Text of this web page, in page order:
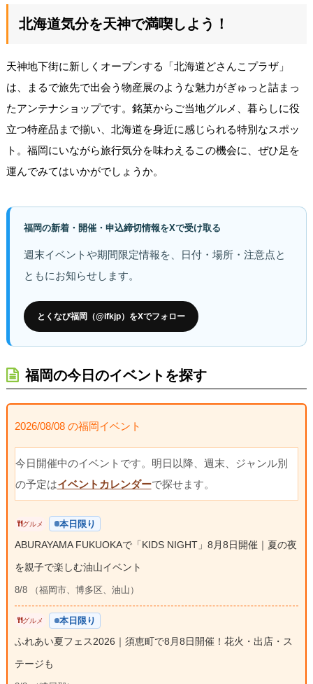
北海道気分を天神で満喫しよう！
天神地下街に新しくオープンする「北海道どさんこプラザ」
は、まるで旅先で出会う物産展のような魅力がぎゅっと詰まっ
たアンテナショップです。銘菓からご当地グルメ、暮らしに役
立つ特産品まで揃い、北海道を身近に感じられる特別なスポッ
ト。福岡にいながら旅行気分を味わえるこの機会に、ぜひ足を
運んでみてはいかがでしょうか。
福岡の新着・開催・申込締切情報をXで受け取る
週末イベントや期間限定情報を、日付・場所・注意点と
ともにお知らせします。
とくなび福岡（@ifkjp）をXでフォロー
福岡の今日のイベントを探す
2026/08/08 の福岡イベント
今日開催中のイベントです。明日以降、週末、ジャンル別
の予定はイベントカレンダーで探せます。
グルメ 本日限り
ABURAYAMA FUKUOKAで「KIDS NIGHT」8月8日開催｜夏の夜
を親子で楽しむ油山イベント
8/8 （福岡市、博多区、油山）
グルメ 本日限り
ふれあい夏フェス2026｜須恵町で8月8日開催！花火・出店・ス
テージも